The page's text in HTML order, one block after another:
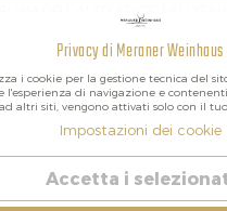
VINI DELL'ALTO ADIGE,
Revoca contratto
Privacy di Meraner Weinhaus
i cookie per la gestione tecnica del
l'esperienza di navigazione e
ad altri siti, vengono attivati solo con il tuo
Impostazioni dei cookie
Accetta i